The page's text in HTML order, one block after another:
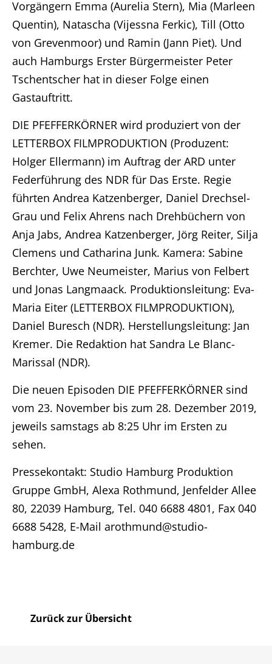
Vorgängern Emma (Aurelia Stern), Mia (Marleen
Quentin), Natascha (Vijessna Ferkic), Till (Otto
von Grevenmoor) und Ramin (Jann Piet). Und
auch Hamburgs Erster Bürgermeister Peter
Tschentscher hat in dieser Folge einen
Gastauftritt.
DIE PFEFFERKÖRNER wird produziert von der
LETTERBOX FILMPRODUKTION (Produzent:
Holger Ellermann) im Auftrag der ARD unter
Federführung des NDR für Das Erste. Regie
führten Andrea Katzenberger, Daniel Drechsel-
Grau und Felix Ahrens nach Drehbüchern von
Anja Jabs, Andrea Katzenberger, Jörg Reiter, Silja
Clemens und Catharina Junk. Kamera: Sabine
Berchter, Uwe Neumeister, Marius von Felbert
und Jonas Langmaack. Produktionsleitung: Eva-
Maria Eiter (LETTERBOX FILMPRODUKTION),
Daniel Buresch (NDR). Herstellungsleitung: Jan
Kremer. Die Redaktion hat Sandra Le Blanc-
Marissal (NDR).
Die neuen Episoden DIE PFEFFERKÖRNER sind
vom 23. November bis zum 28. Dezember 2019,
jeweils samstags ab 8:25 Uhr im Ersten zu
sehen.
Pressekontakt: Studio Hamburg Produktion
Gruppe GmbH, Alexa Rothmund, Jenfelder Allee
80, 22039 Hamburg, Tel. 040 6688 4801, Fax 040
6688 5428, E-Mail arothmund@studio-
hamburg.de
Zurück zur Übersicht
Home
Unternehmen
Produktionen
Presse
Karriere
Kontakt
DE
Impressum